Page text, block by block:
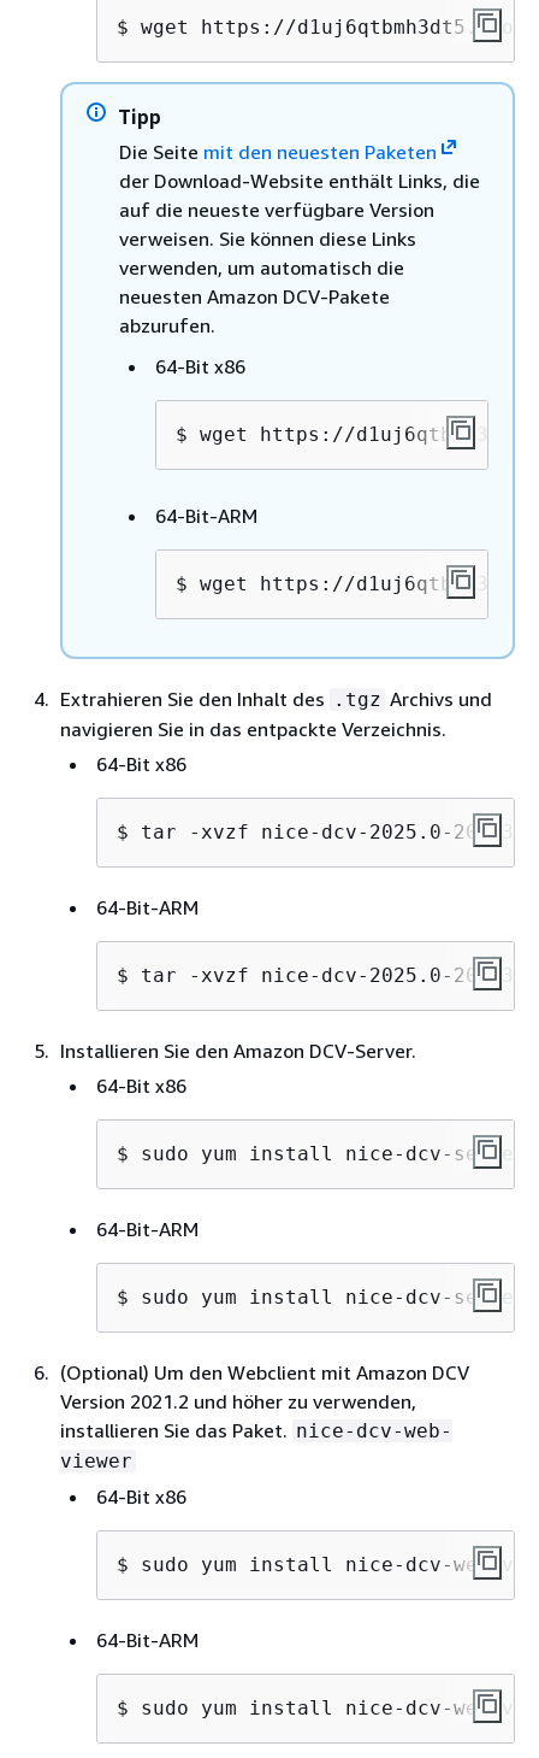
$ wget https://
Tipp
Die Seite mit den neuesten Paketen
der Download-Website enthält Links, die
auf die neueste verfügbare Version
verweisen. Sie können diese Links
verwenden, um automatisch die
neuesten Amazon DCV-Pakete
abzurufen.
64-Bit x86
$ wget https://
64-Bit-ARM
$ wget https://
Extrahieren Sie den Inhalt des .tgz Archivs und
navigieren Sie in das entpackte Verzeichnis.
64-Bit x86
$ tar -xvzf nice-dcv-2025.0-20103-
64-Bit-ARM
$ tar -xvzf nice-dcv-2025.0-20103-
Installieren Sie den Amazon DCV-Server.
64-Bit x86
$ sudo yum install nice-dcv-server-
64-Bit-ARM
$ sudo yum install nice-dcv-server-
(Optional) Um den Webclient mit Amazon DCV
Version 2021.2 und höher zu verwenden,
installieren Sie das Paket. nice-dcv-web-
viewer
64-Bit x86
$ sudo yum install nice-dcv-web-
64-Bit-ARM
$ sudo yum install nice-dcv-web-